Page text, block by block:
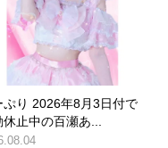
ぷり 2026年8月3日付で
休止中の百瀬あ...